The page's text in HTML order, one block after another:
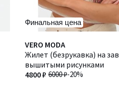
Финальная цена
VERO MODA
Жилет (безрукавка) на
вышитыми рисунками
6000 ₽-20%
4800 ₽
5
/
5